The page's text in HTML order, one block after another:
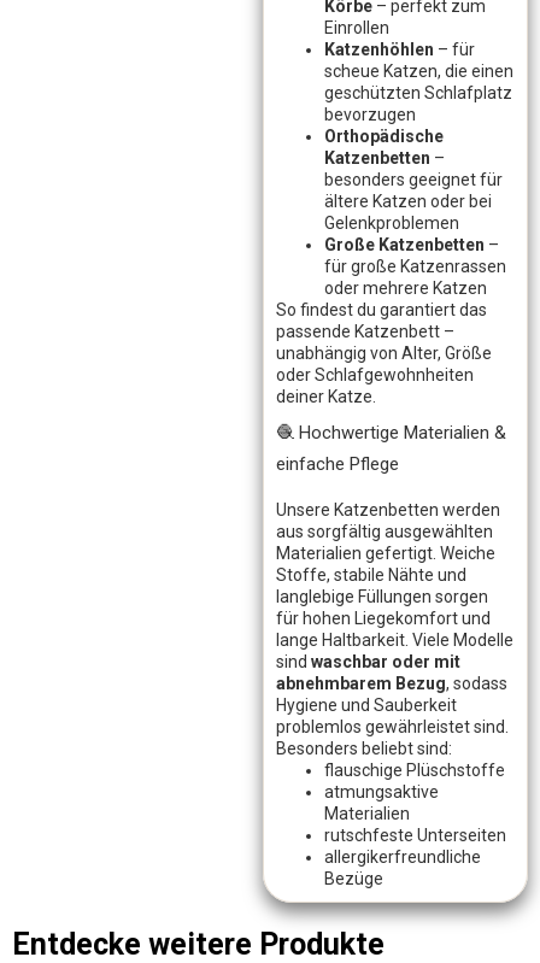
Körbe – perfekt zum
Einrollen
Katzenhöhlen – für
scheue Katzen, die einen
geschützten Schlafplatz
bevorzugen
Orthopädische
Katzenbetten –
besonders geeignet für
ältere Katzen oder bei
Gelenkproblemen
Große Katzenbetten –
für große Katzenrassen
oder mehrere Katzen
So findest du garantiert das
passende Katzenbett –
unabhängig von Alter, Größe
oder Schlafgewohnheiten
deiner Katze.
🧶 Hochwertige Materialien &
einfache Pflege
Unsere Katzenbetten werden
aus sorgfältig ausgewählten
Materialien gefertigt. Weiche
Stoffe, stabile Nähte und
langlebige Füllungen sorgen
für hohen Liegekomfort und
lange Haltbarkeit. Viele Modelle
sindwaschbar oder mit
abnehmbarem Bezug, sodass
Hygiene und Sauberkeit
problemlos gewährleistet sind.
Besonders beliebt sind:
flauschige Plüschstoffe
atmungsaktive
Materialien
rutschfeste Unterseiten
allergikerfreundliche
Bezüge
Entdecke weitere Produkte